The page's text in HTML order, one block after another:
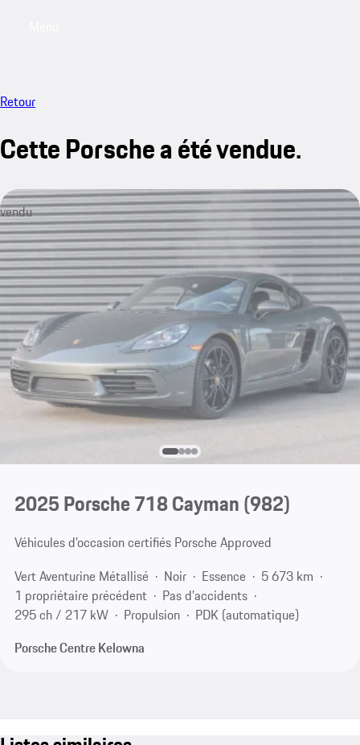
Retour
Cette Porsche a été vendue.
vendu
2025 Porsche 718 Cayman(982)
Véhicules d’occasion certifiés Porsche Approved
Vert Aventurine Métallisé
Noir Essence
5 673 km
1 propriétaire précédent
Pas d'accidents
295 ch / 217 kW
Propulsion
PDK (automatique)
Porsche Centre Kelowna